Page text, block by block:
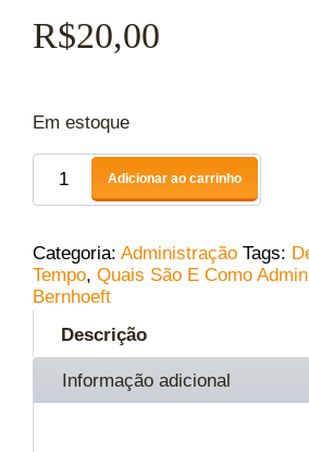
R$20,00
Em estoque
Adicionar ao carrinho
Categoria: Administração Tags:
Tempo, Quais São E Como
Bernhoeft
Descrição
Informação adicional